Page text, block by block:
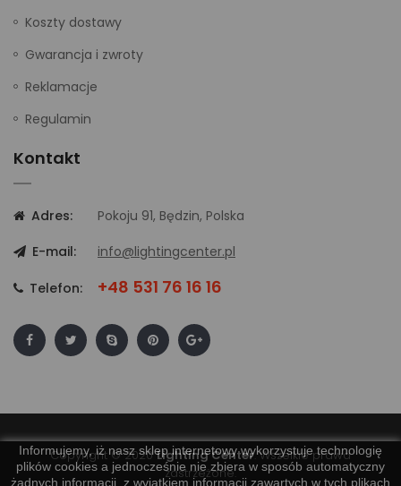
Informujemy, iż nasz sklep internetowy wykorzystuje technologię
plików cookies a jednocześnie nie zbiera w sposób automatyczny
żadnych informacji, z wyjątkiem informacji zawartych w tych plikach
Koszty dostawy
Gwarancja i zwroty
Reklamacje
Regulamin
Kontakt
Adres:
Pokoju 91, Będzin, Polska
E-mail:
info@lightingcenter.pl
Telefon: +48 531 76 16 16
Copyright © 2020Lighting Center. Wszelkie prawa
zastrzeżone.